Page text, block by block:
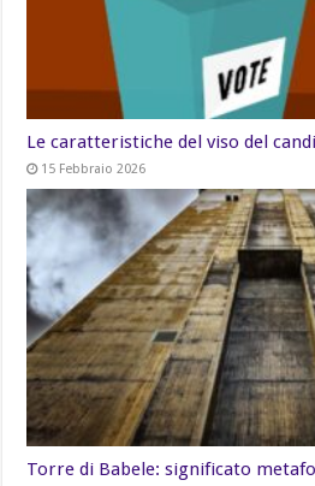
Le caratteristiche del viso del
15 Febbraio 2026
Torre di Babele: significato